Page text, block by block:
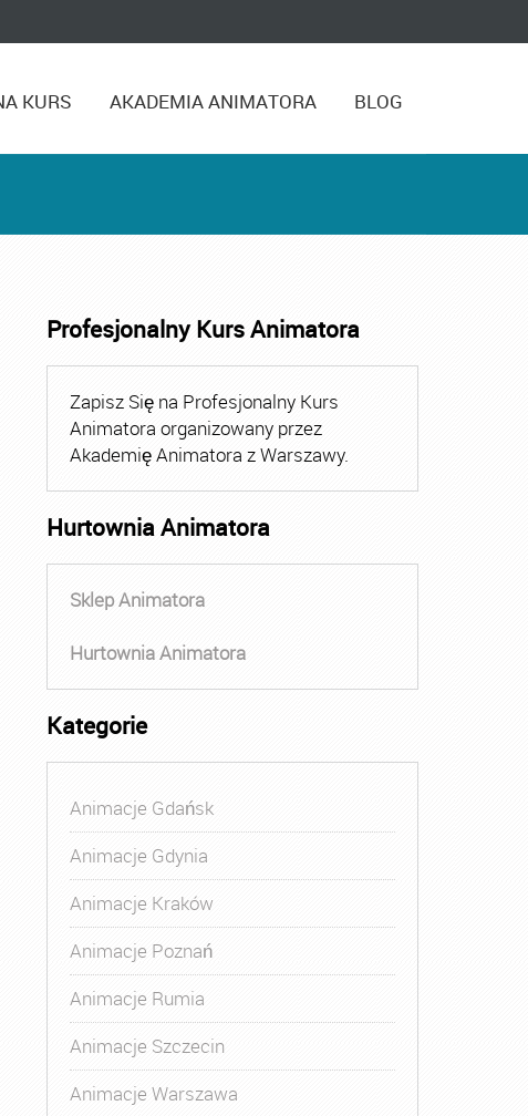
KURS AKADEMIA ANIMATORA BLOG
Kurs Animatora Czasu Wolnego Warszawa
Profesjonalny Kurs Animatora
Zapisz Się na Profesjonalny Kurs
Animatora organizowany przez
Akademię Animatora z Warszawy.
Hurtownia Animatora
Sklep Animatora
Hurtownia Animatora
Kategorie
Animacje Gdańsk
Animacje Gdynia
Animacje Kraków
Animacje Poznań
Animacje Rumia
Animacje Szczecin
Animacje Warszawa